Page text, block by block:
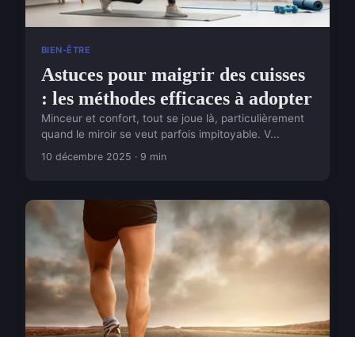
BIEN-ÊTRE
Astuces pour maigrir des cuisses
: les méthodes efficaces à adopter
Minceur et confort, tout se joue là, particulièrement
quand le miroir se veut parfois impitoyable. V...
10 décembre 2025 · 9 min